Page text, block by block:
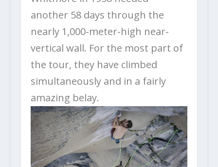
another 58 days through the
nearly 1,000-meter-high near-
vertical wall. For the most part of
the tour, they have climbed
simultaneously and in a fairly
amazing belay.